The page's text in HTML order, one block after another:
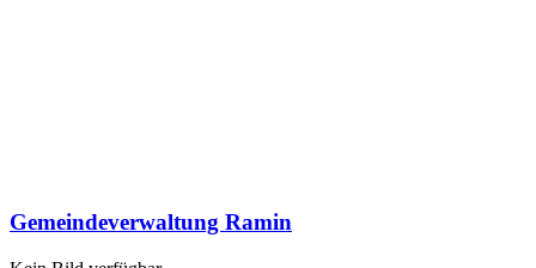
Gemeindeverwaltung Ramin